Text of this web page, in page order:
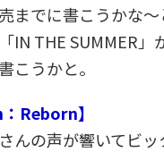
までに書こうかな～
IN THE SUMMER」
こうかと。
Reborn】
んの声が響いてビ